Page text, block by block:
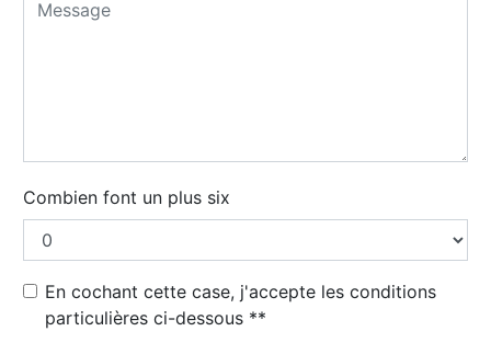
Combien font un plus six
En cochant cette case, j'accepte les conditions
particulières ci-dessous **